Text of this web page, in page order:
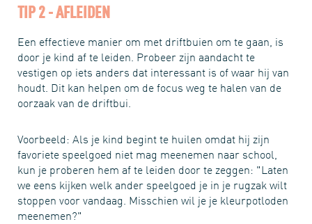
TIP 2 - AFLEIDEN
Een effectieve manier om met driftbuien om te gaan, is
door je kind af te leiden. Probeer zijn aandacht te
vestigen op iets anders dat interessant is of waar hij van
houdt. Dit kan helpen om de focus weg te halen van de
oorzaak van de driftbui.
Voorbeeld: Als je kind begint te huilen omdat hij zijn
favoriete speelgoed niet mag meenemen naar school,
kun je proberen hem af te leiden door te zeggen: "Laten
we eens kijken welk ander speelgoed je in je rugzak wilt
stoppen voor vandaag. Misschien wil je je kleurpotloden
meenemen?"